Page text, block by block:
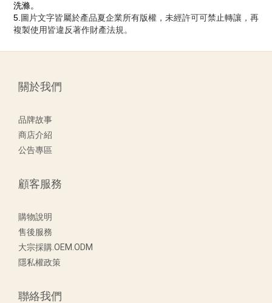
洗滌。
5. 圖片文字皆屬於產品夏企業所有版權，未經許可可禁止轉讓，再
複製使用皆違反著作財產法規。
關於我們
品牌故事
商店介紹
公告專區
顧客服務
購物說明
售後服務
大宗採購.OEM.ODM
隱私權政策
聯絡我們